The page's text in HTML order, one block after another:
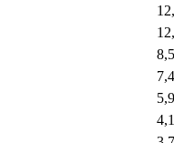
8,5
7,4
5,9
4,1